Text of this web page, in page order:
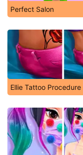
Perfect Salon
Ellie Tattoo Procedure